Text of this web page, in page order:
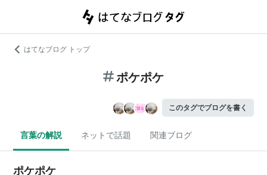
はてなブログ トップ
ポケポケ
このタグでブログを書く
言葉の解説 ネットで話題 関連ブログ
ポケポケ